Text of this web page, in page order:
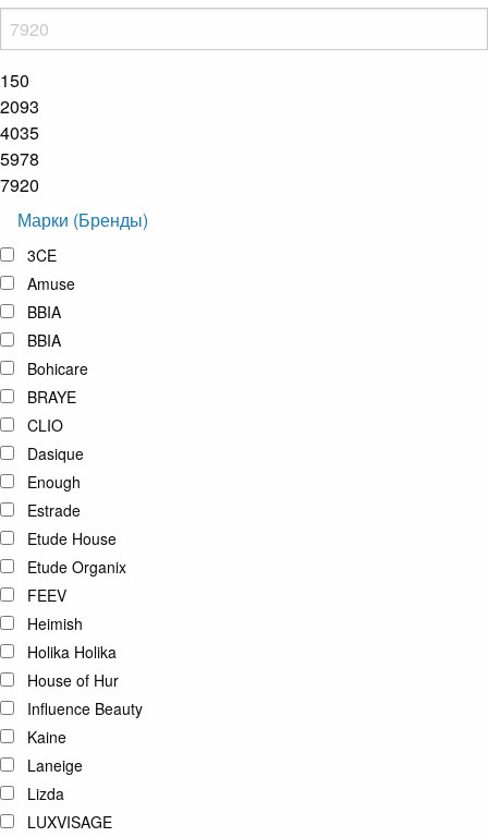
150
2093
4035
5978
7920
Марки (Бренды)
3CE
Amuse
BBIA
BBIA
Bohicare
BRAYE
CLIO
Dasique
Enough
Estrade
Etude House
Etude Organix
FEEV
Heimish
Holika Holika
House of Hur
Influence Beauty
Kaine
Laneige
Lizda
LUXVISAGE